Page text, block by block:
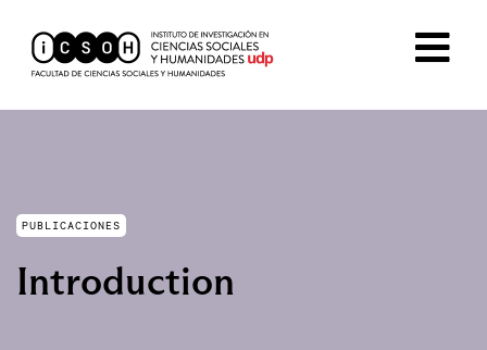
PUBLICACIONES
Introduction